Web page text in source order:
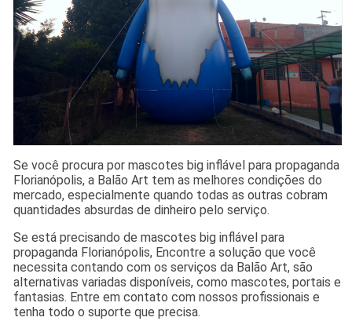
Se você procura por mascotes big inflável para propaganda
Florianópolis, a Balão Art tem as melhores condições do
mercado, especialmente quando todas as outras cobram
quantidades absurdas de dinheiro pelo serviço.
Se está precisando de mascotes big inflável para
propaganda Florianópolis, Encontre a solução que você
necessita contando com os serviços da Balão Art, são
alternativas variadas disponíveis, como mascotes, portais e
fantasias. Entre em contato com nossos profissionais e
tenha todo o suporte que precisa.